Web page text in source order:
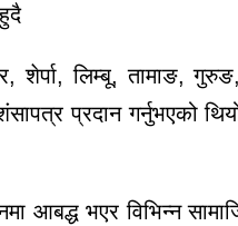
शेर्पा, लिम्बू,
प्रदान गर्नुभएको
आबद्ध भएर विभिन्न